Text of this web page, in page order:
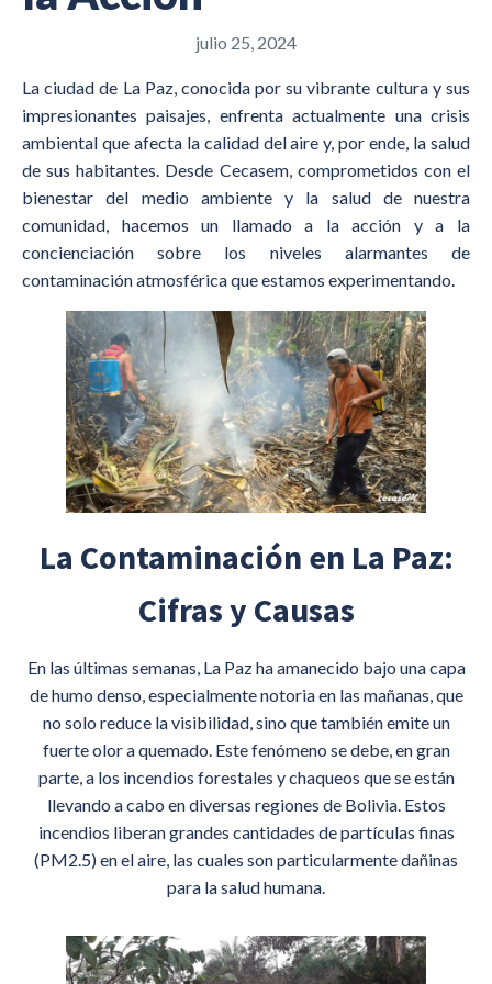
julio 25, 2024
La ciudad de La Paz, conocida por su vibrante cultura y sus
impresionantes paisajes, enfrenta actualmente una crisis
ambiental que afecta la calidad del aire y, por ende, la salud
de sus habitantes. Desde Cecasem, comprometidos con el
bienestar del medio ambiente y la salud de nuestra
comunidad, hacemos un llamado a la acción y a la
concienciación sobre los niveles alarmantes de
contaminación atmosférica que estamos experimentando.
La Contaminación en La Paz:
Cifras y Causas
En las últimas semanas, La Paz ha amanecido bajo una capa
de humo denso, especialmente notoria en las mañanas, que
no solo reduce la visibilidad, sino que también emite un
fuerte olor a quemado. Este fenómeno se debe, en gran
parte, a los incendios forestales y chaqueos que se están
llevando a cabo en diversas regiones de Bolivia. Estos
incendios liberan grandes cantidades de partículas finas
(PM2.5) en el aire, las cuales son particularmente dañinas
para la salud humana.